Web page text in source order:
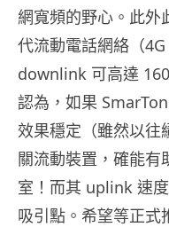
網寬頻的野心。此外
代流動電話網絡（
downlink 可高達
認為，如果
效果穩定（雖然以往
關流動裝置，確能有
室！而其 uplink 速
吸引點。希望等正式